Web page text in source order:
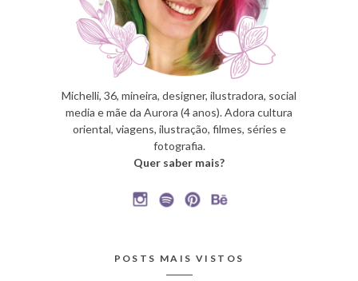
Michelli, 36, mineira, designer, ilustradora, social
media e mãe da Aurora (4 anos). Adora cultura
oriental, viagens, ilustração, filmes, séries e
fotografia.
Quer saber mais?
POSTS MAIS VISTOS